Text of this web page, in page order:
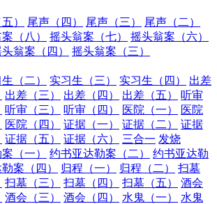
） 尾声（四） 尾声（三）
尾声（二）
（八） 摇头翁案（七）
摇头翁案（六）
翁案（四）
摇头翁案（三）
（二） 实习生（三） 实习生（四）
出差
出差（三） 出差（四） 出差（五）
听审
听审（三） 听审（四） 医院（一）
医院
医院（四） 证据（一） 证据（二）
证据
证据（五） 证据（六） 三合一 发烧
（一） 约书亚达勒案（二）
约书亚达勒
案（四） 归程（一） 归程（二）
扫墓
扫墓（三） 扫墓（四） 扫墓（五）
酒会
酒会（三） 酒会（四） 水鬼（一）
水鬼